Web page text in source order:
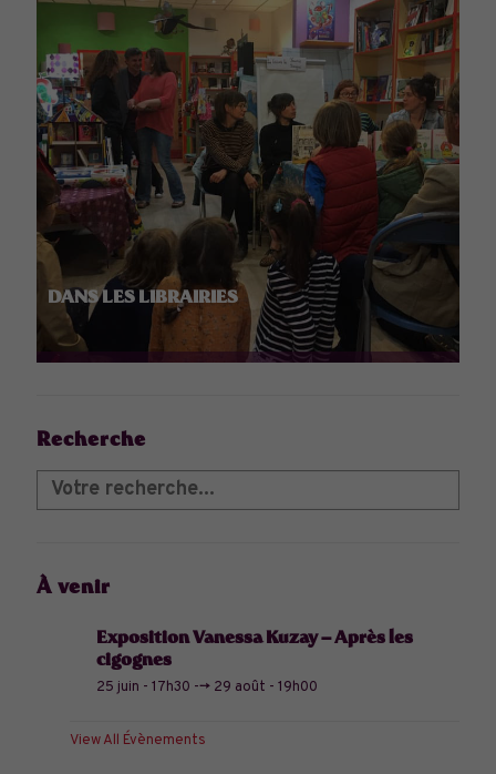
DANS LES LIBRAIRIES
Recherche
À venir
Exposition Vanessa Kuzay – Après les
cigognes
25 juin - 17h30 --> 29 août - 19h00
View All Évènements